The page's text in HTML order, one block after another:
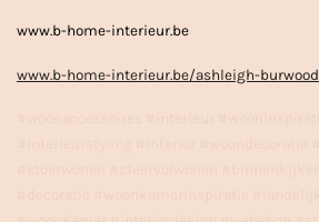
www.b-home-interieur.be
www.b-home-interieur.be/ashleigh-burwood